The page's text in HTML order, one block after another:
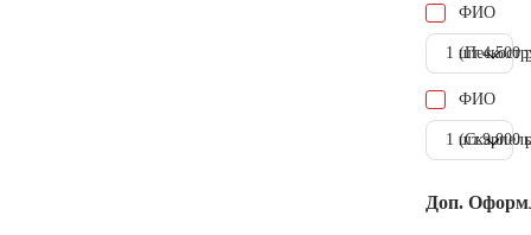
ФИО
1 шт.4.500
ФИО
1 шт.9.000
Доп.